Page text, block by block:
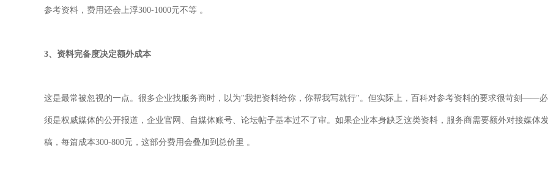
参考资料，费用还会上浮300-1000元不等 。
3、资料完备度决定额外成本
这是最常被忽视的一点。很多企业找服务商时，以为"我把资料给你，你帮我写就行"。但实际上，百科对参考资料的要求很苛刻——必
须是权威媒体的公开报道，企业官网、自媒体账号、论坛帖子基本过不了审。如果企业本身缺乏这类资料，服务商需要额外对接媒体
稿，每篇成本300-800元，这部分费用会叠加到总价里 。